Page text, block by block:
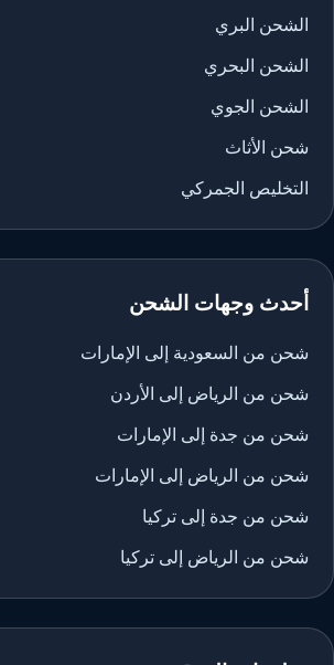
الشحن البري
الشحن البحري
الشحن الجوي
شحن الأثاث
التخليص الجمركي
أحدث وجهات الشحن
شحن من السعودية إلى الإمارات
شحن من الرياض إلى الأردن
شحن من جدة إلى الإمارات
شحن من الرياض إلى الإمارات
شحن من جدة إلى تركيا
شحن من الرياض إلى تركيا